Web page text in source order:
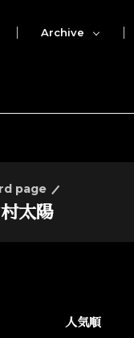
Archive
太陽
page
人気順